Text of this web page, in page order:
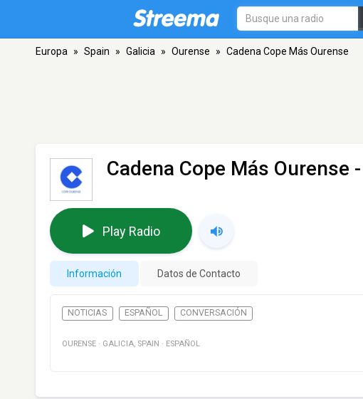
Europa » Spain » Galicia » Ourense » Cadena Cope Más Ourense
Cadena Cope Más Ourense
Play Radio
Información Datos de Contacto
NOTICIAS ESPAÑOL CONVERSACIÓN
OURENSE · GALICIA, SPAIN · ESPAÑOL